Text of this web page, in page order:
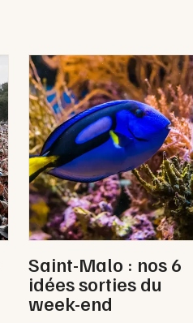
35
Saint-Malo : nos 6
idées sorties du
week-end